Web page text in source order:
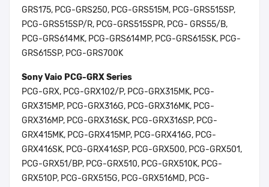
GRS175, PCG-GRS250, PCG-GRS515M, PCG-GRS515SP,
PCG-GRS515SP/R, PCG-GRS515SPR, PCG- GRS55/B,
PCG-GRS614MK, PCG-GRS614MP, PCG-GRS615SK, PCG-
GRS615SP, PCG-GRS700K
Sony Vaio PCG-GRX Series
PCG-GRX, PCG-GRX102/P, PCG-GRX315MK, PCG-
GRX315MP, PCG-GRX316G, PCG-GRX316MK, PCG-
GRX316MP, PCG-GRX316SK, PCG-GRX316SP, PCG-
GRX415MK, PCG-GRX415MP, PCG-GRX416G, PCG-
GRX416SK, PCG-GRX416SP, PCG-GRX500, PCG-GRX501,
PCG-GRX51/BP, PCG-GRX510, PCG-GRX510K, PCG-
GRX510P, PCG-GRX515G, PCG-GRX516MD, PCG-